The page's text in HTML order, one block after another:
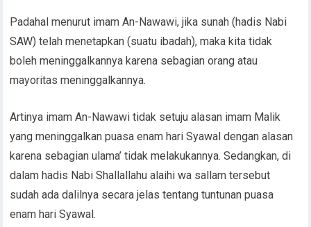
Padahal menurut imam An-Nawawi, jika sunah (hadis Nabi
SAW) telah menetapkan (suatu ibadah), maka kita tidak
boleh meninggalkannya karena sebagian orang atau
mayoritas meninggalkannya.
Artinya imam An-Nawawi tidak setuju alasan imam Malik
yang meninggalkan puasa enam hari Syawal dengan alasan
karena sebagian ulama’ tidak melakukannya. Sedangkan, di
dalam hadis Nabi Shallallahu alaihi wa sallam tersebut
sudah ada dalilnya secara jelas tentang tuntunan puasa
enam hari Syawal.